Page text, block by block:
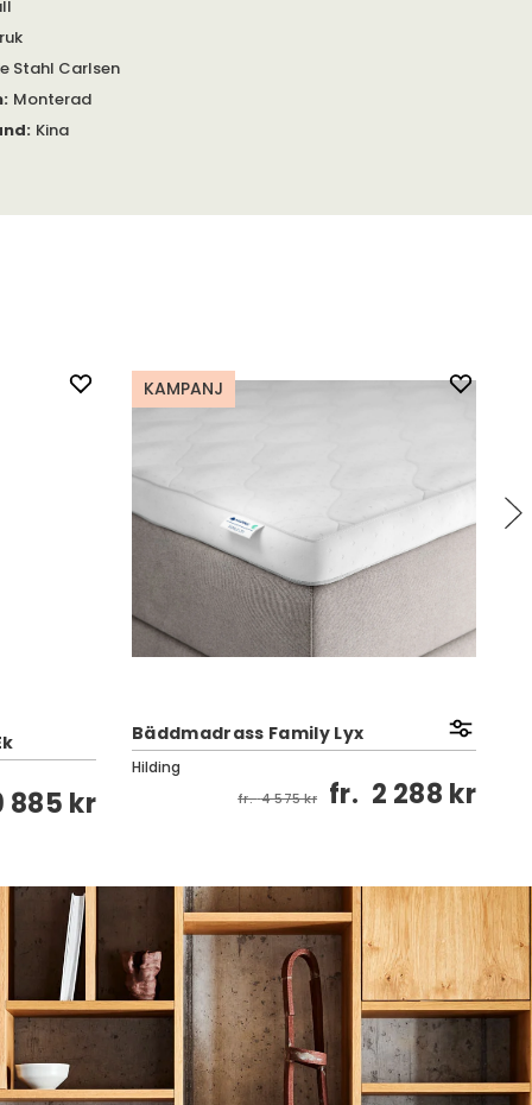
Stahl Carlsen
: Monterad
: Kina
885 kr
KAMPANJ
Bäddmadrass Family Lyx
Hilding
fr. 4 575 kr fr. 2 288 kr